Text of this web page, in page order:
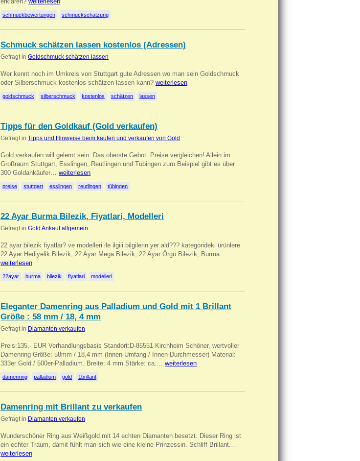
schmuckbewertungen schmuckschätzung
Schmuck schätzen lassen kostenlos (Adressen)
Gefragt in Goldschmuck schätzen lassen
Wer kennt noch im Umkreis von Stuttgart gute Adressen wo man sein Goldschmuck
oder Silberschmuck kostenlos schätzen lassen kann? weiterlesen
goldschmuck silberschmuck kostenlos schätzen lassen
Tipps für den Goldkauf (Gold verkaufen)
Gefragt in Tipps und Hinweise beim kaufen und verkaufen von Gold
Gold verkaufen will gelernt sein. Das oberste Gebot: Preise vergleichen! Allein im
Großraum Stuttgart, Esslingen, Reutlingen und Tübingen zum Beispiel gibt es über
300 Goldankäufer… weiterlesen
preise stuttgart esslingen reutlingen tübingen
22 Ayar Burma Bilezik, Fiyatlari, Modelleri
Gefragt in Gold Ankauf allgemein
22 ayar bilezik fiyatlar? ve modelleri ile ilgili bilgilerin yer ald??? kategorideki ürünlere
22 Ayar Hediyelik Bilezik, 22 Ayar Mega Bilezik, 22 Ayar Örgü Bilezik, Burma…
weiterlesen
22ayar burma bilezik fiyatlari modelleri
Eleganter Damenring aus Palladium und Gold mit 1 Brillant
Größe : 58 mm / 18, 4 mm
Gefragt in Diamanten verkaufen
Preis:135,- EUR Verhandlungsbasis Standort:D-85551 Kirchheim Schöner, wertvoller
Damenring Größe: 58mm / 18,4 mm (Innen-Umfang / Innen-Durchmesser) Material:
333er Gold / 500er-Palladium. Breite: 4 mm Stärke: ca.… weiterlesen
damenring palladium gold 1brillant
Damenring mit Brillant zu verkaufen
Gefragt in Diamanten verkaufen
Wunderschöner Ring aus Weißgold mit 14 echten Diamanten besetzt. Dieser Ring ist
ein echter Traum, damit fühlt man sich wie eine kleine Prinzessin. Schliff Brillant.…
weiterlesen